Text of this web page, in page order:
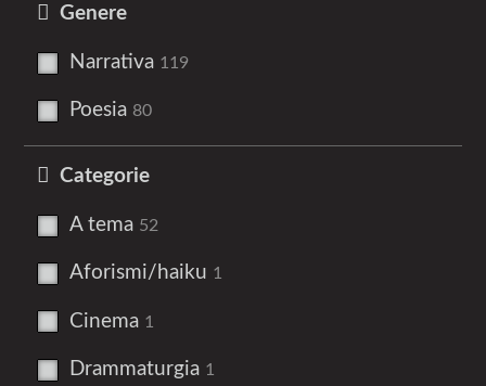
Genere
Narrativa 119
Poesia 80
Categorie
A tema 52
Aforismi/haiku 1
Cinema 1
Drammaturgia 1